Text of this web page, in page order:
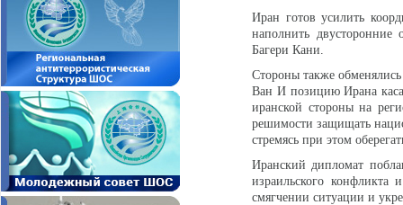
Иран готов усилить
наполнить двусторонние
Багери Кани.
Стороны также
Ван И позицию Ирана
иранской стороны на
решимости защищать
стремясь при этом
Иранский дипломат
израильского
смягчении ситуации и